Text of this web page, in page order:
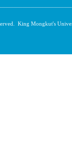
King Mongkut's